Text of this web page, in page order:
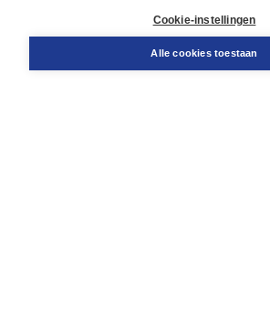
Bestellen
Cookie-instellingen
Alle cookies toestaan